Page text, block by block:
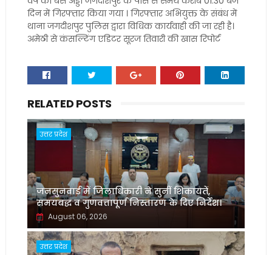
दिन में गिरफ्तार किया गया । गिरफ्तार अभियुक्त के संबंध में
थाना जगदीशपुर पुलिस द्वारा विधिक कार्यवाही की जा रही है।
अमेठी से कंसल्टिंग एडिटर सूरज तिवारी की खास रिपोर्ट
RELATED POSTS
उत्तर प्रदेश
जनसुनवाई में जिलाधिकारी ने सुनीं शिकायतें,
समयबद्ध व गुणवत्तापूर्ण निस्तारण के दिए निर्देश।
August 06, 2026
उत्तर प्रदेश